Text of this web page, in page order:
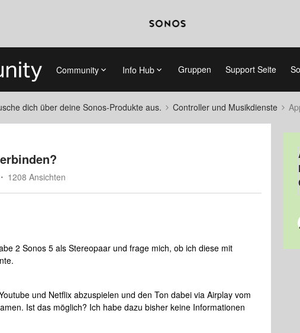
Community Info Hub Gruppen Support Seite
dich über deine Sonos-Produkte aus. Controller und Musikdienste
1208 Ansichten
2 Sonos 5 als Stereopaar und frage mich, ob ich diese mit
und Netflix abzuspielen und den Ton dabei via Airplay vom
Ist das möglich? Ich habe dazu bisher keine Informationen